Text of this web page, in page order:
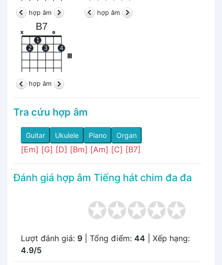
hợp âm hợp âm
B7
III
x
2
1
3
o
4
hợp âm
Tra cứu hợp âm
Guitar Ukulele Piano Organ
[Em] [G] [D] [Bm] [Am] [C] [B7]
Đánh giá hợp âm Tiếng hát chim đa đa
Lượt đánh giá: 9 | Tổng điểm: 44 | Xếp hạng:
4.9/5